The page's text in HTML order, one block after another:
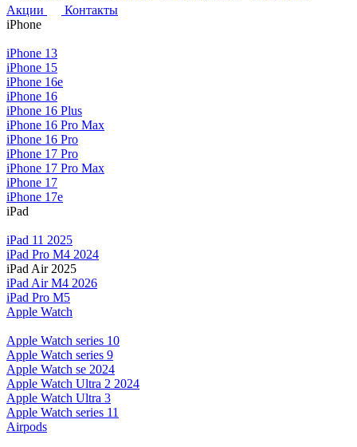
Акции
Контакты
iPhone
iPhone 13
iPhone 15
iPhone 16e
iPhone 16
iPhone 16 Plus
iPhone 16 Pro Max
iPhone 16 Pro
iPhone 17 Pro
iPhone 17 Pro Max
iPhone 17
iPhone 17e
iPad
iPad 11 2025
iPad Pro M4 2024
iPad Air 2025
iPad Air M4 2026
iPad Pro M5
Apple Watch
Apple Watch series 10
Apple Watch series 9
Apple Watch se 2024
Apple Watch Ultra 2 2024
Apple Watch Ultra 3
Apple Watch series 11
Airpods